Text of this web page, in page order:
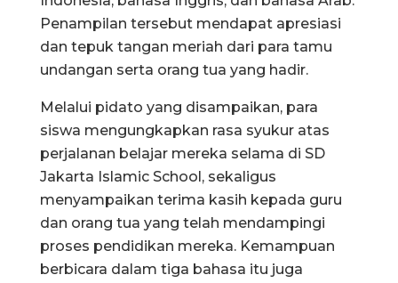
Penampilan tersebut mendapat apresiasi
dan tepuk tangan meriah dari para tamu
undangan serta orang tua yang hadir.
Melalui pidato yang disampaikan, para
siswa mengungkapkan rasa syukur atas
perjalanan belajar mereka selama di SD
Jakarta Islamic School, sekaligus
menyampaikan terima kasih kepada guru
dan orang tua yang telah mendampingi
proses pendidikan mereka. Kemampuan
berbicara dalam tiga bahasa itu juga